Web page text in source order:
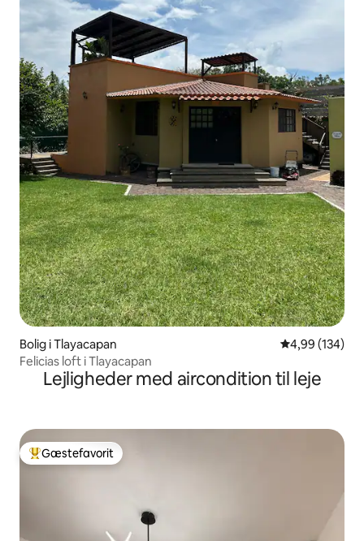
Bolig i Tlayacapan 4,99 ud af 5 i
4,99 (134)
Felicias loft i Tlayacapan
Lejligheder med aircondition til leje
Bedste gæstefavorit
Gæstefavorit